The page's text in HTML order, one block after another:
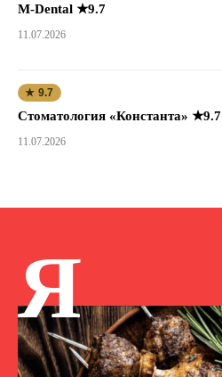
M-Dental ★9.7
11.07.2026
★ 9.7
Стоматология «Константа» ★9.7
11.07.2026
Я